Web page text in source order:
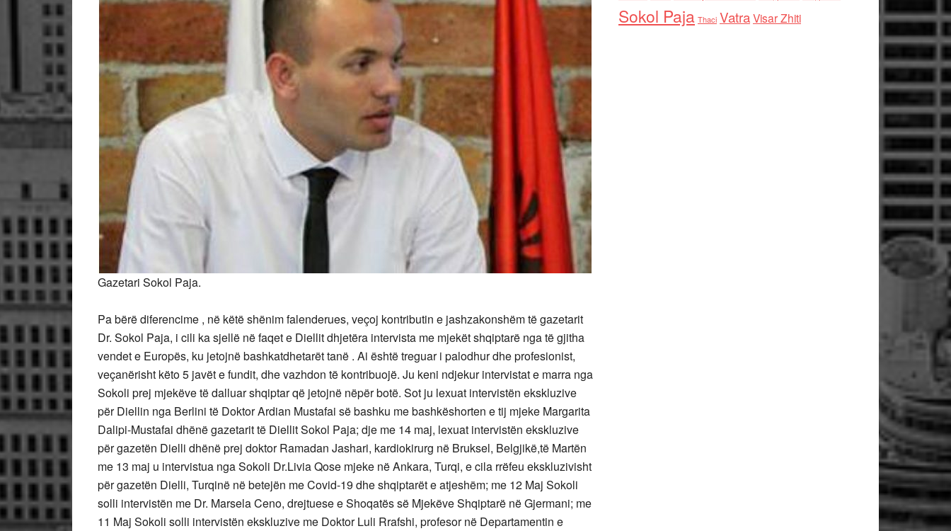
Gazetari Sokol Paja.
Pa bërë diferencime , në këtë shënim falenderues, veçoj kontributin e jashzakonshëm të gazetarit
Dr. Sokol Paja, i cili ka sjellë në faqet e Diellit dhjetëra intervista me mjekët shqiptarë nga të gjitha
vendet e Europës, ku jetojnë bashkatdhetarët tanë . Ai është treguar i palodhur dhe profesionist,
veçanërisht këto 5 javët e fundit, dhe vazhdon të kontribuojë. Ju keni ndjekur intervistat e marra nga
Sokoli prej mjekëve të dalluar shqiptar që jetojnë nëpër botë. Sot ju lexuat intervistën ekskluzive
për Diellin nga Berlini të Doktor Ardian Mustafai së bashku me bashkëshorten e tij mjeke Margarita
Dalipi-Mustafai dhënë gazetarit të Diellit Sokol Paja; dje me 14 maj, lexuat intervistën ekskluzive
për gazetën Dielli dhënë prej doktor Ramadan Jashari, kardiokirurg në Bruksel, Belgjikë,të Martën
me 13 maj u intervistua nga Sokoli Dr.Livia Qose mjeke në Ankara, Turqi, e cila rrëfeu ekskluzivisht
për gazetën Dielli, Turqinë në betejën me Covid-19 dhe shqiptarët e atjeshëm; me 12 Maj Sokoli
solli intervistën me Dr. Marsela Ceno, drejtuese e Shoqatës së Mjekëve Shqiptarë në Gjermani; me
11 Maj Sokoli solli intervistën ekskluzive me Doktor Luli Rrafshi, profesor në Departamentin e
Sokol Paja Thaci VatraVisar Zhiti